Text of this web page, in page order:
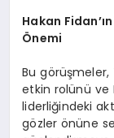
Hakan
Önemi
Bu görüşmeler,
etkin rolünü ve
liderliğindeki
gözler önüne